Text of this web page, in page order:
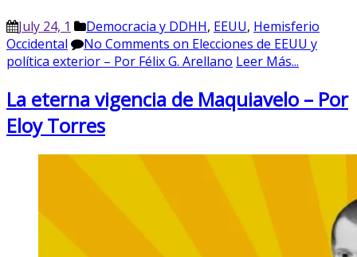
July 24, 1 Democracia y DDHH, EEUU, Hemisferio
Occidental
No Comments on Elecciones de EEUU y
política exterior – Por Félix G. Arellano Leer Más...
La eterna vigencia de Maquiavelo – Por
Eloy Torres